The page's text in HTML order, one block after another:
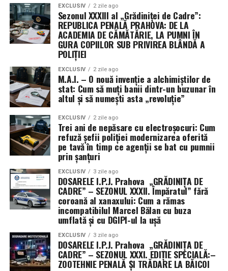
Această practică a Pentagonului, de a ascunde detaliile
despre contractori și valorile exacte ale premiilor,
devine din ce în ce mai frecventă. Justificarea oficială
este nevoia de a preveni transferul de informații
strategice către puteri rivale precum China. Utilizarea
unor vehicule contractuale non-tradiționale permite
ocolirea cerințelor standard de raportare publică,
oferind armatei o mai mare libertate de mișcare, dar și
un grad sporit de discreție în cursa pentru supremație
tehnologică în spațiul cosmic.
EXCLUSIV 2 zile ago
Sezonul XXXIII al „Grădiniței de Cadre”:
REPUBLICA PENALĂ PRAHOVA: DE LA
ACADEMIA DE CĂMĂTĂRIE, LA PUMNI ÎN
GURA COPIILOR SUB PRIVIREA BLÂNDĂ A
POLIȚIEI
EXCLUSIV 2 zile ago
M.A.I. – O nouă invenție a alchimiștilor de
stat: Cum să muți banii dintr-un buzunar în
altul și să numești asta „revoluție”
EXCLUSIV 2 zile ago
Trei ani de nepăsare cu electroșocuri: Cum
refuză șefii poliției modernizarea oferită
pe tavă în timp ce agenții se bat cu pumnii
prin șanțuri
EXCLUSIV 3 zile ago
DOSARELE I.P.J. Prahova „GRĂDINIȚA DE
CADRE” – SEZONUL XXXII. Împăratul” fără
coroană al xanaxului: Cum a rămas
incompatibilul Marcel Bălan cu buza
umflată și cu DGIPI-ul la ușă
EXCLUSIV 3 zile ago
DOSARELE I.P.J. Prahova „GRĂDINIȚA DE
CADRE” – SEZONUL XXXI. EDIȚIE SPECIALĂ:–
ZOOTEHNIE PENALĂ ȘI TRĂDARE LA BĂICOI